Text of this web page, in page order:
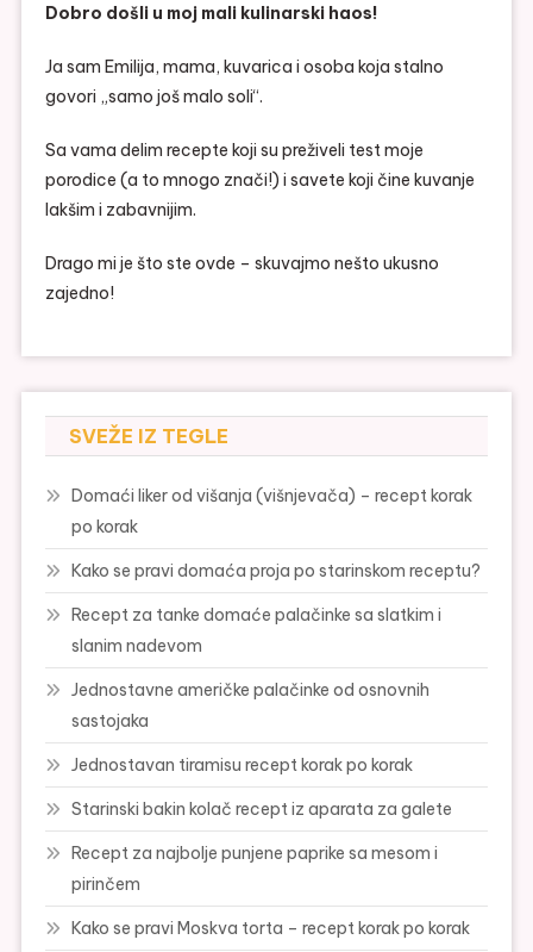
Dobro došli u moj mali kulinarski haos!
Ja sam Emilija, mama, kuvarica i osoba koja stalno
govori „samo još malo soli“.
Sa vama delim recepte koji su preživeli test moje
porodice (a to mnogo znači!) i savete koji čine kuvanje
lakšim i zabavnijim.
Drago mi je što ste ovde – skuvajmo nešto ukusno
zajedno!
SVEŽE IZ TEGLE
Domaći liker od višanja (višnjevača) – recept korak
po korak
Kako se pravi domaća proja po starinskom receptu?
Recept za tanke domaće palačinke sa slatkim i
slanim nadevom
Jednostavne američke palačinke od osnovnih
sastojaka
Jednostavan tiramisu recept korak po korak
Starinski bakin kolač recept iz aparata za galete
Recept za najbolje punjene paprike sa mesom i
pirinčem
Kako se pravi Moskva torta – recept korak po korak